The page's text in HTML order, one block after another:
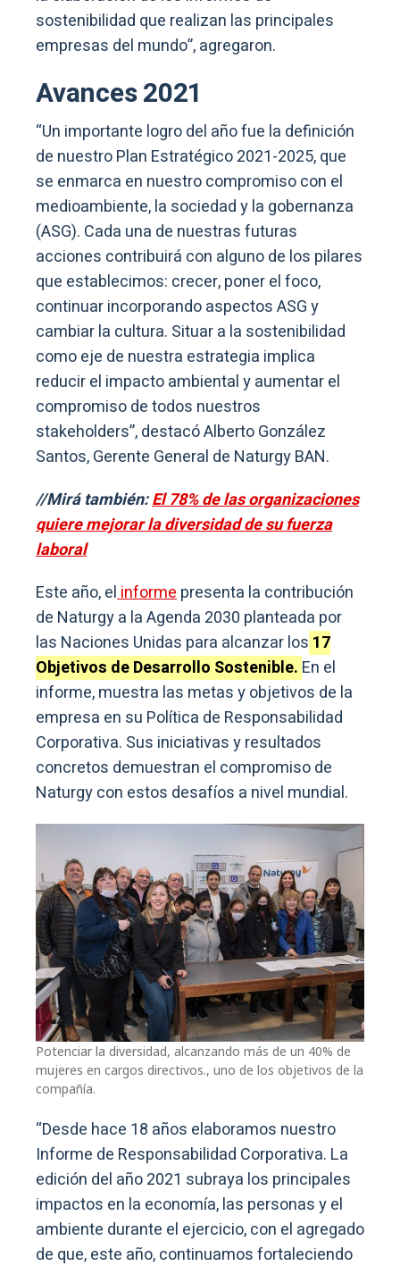
sostenibilidad que realizan las principales
empresas del mundo”, agregaron.
Avances 2021
“Un importante logro del año fue la definición
de nuestro Plan Estratégico 2021-2025, que
se enmarca en nuestro compromiso con el
medioambiente, la sociedad y la gobernanza
(ASG). Cada una de nuestras futuras
acciones contribuirá con alguno de los pilares
que establecimos: crecer, poner el foco,
continuar incorporando aspectos ASG y
cambiar la cultura. Situar a la sostenibilidad
como eje de nuestra estrategia implica
reducir el impacto ambiental y aumentar el
compromiso de todos nuestros
stakeholders”, destacó Alberto González
Santos, Gerente General de Naturgy BAN.
//Mirá también:El 78% de las organizaciones
quiere mejorar la diversidad de su fuerza
laboral
Este año, elinformepresenta la contribución
de Naturgy a la Agenda 2030 planteada por
las Naciones Unidas para alcanzar los 17
Objetivos de Desarrollo Sostenible. En el
informe, muestra las metas y objetivos de la
empresa en su Política de Responsabilidad
Corporativa. Sus iniciativas y resultados
concretos demuestran el compromiso de
Naturgy con estos desafíos a nivel mundial.
Potenciar la diversidad, alcanzando más de un 40% de
mujeres en cargos directivos., uno de los objetivos de la
compañía.
“Desde hace 18 años elaboramos nuestro
Informe de Responsabilidad Corporativa. La
edición del año 2021 subraya los principales
impactos en la economía, las personas y el
ambiente durante el ejercicio, con el agregado
de que, este año, continuamos fortaleciendo